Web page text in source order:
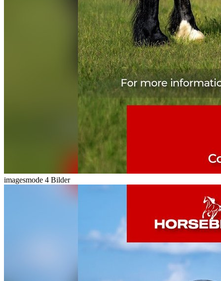
imagesmode 4 Bilder